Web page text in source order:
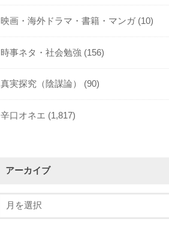
映画・海外ドラマ・書籍・マンガ (10)
時事ネタ・社会勉強 (156)
真実探究（陰謀論） (90)
辛口オネエ (1,817)
アーカイブ